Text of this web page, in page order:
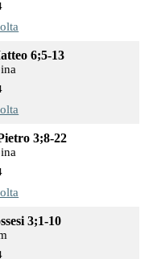
6;5-13
3;8-22
3;1-10